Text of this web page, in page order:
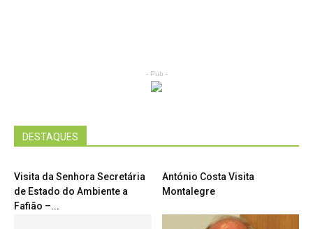
- Pub -
DESTAQUES
Visita da Senhora Secretária
de Estado do Ambiente a
Fafião –...
António Costa Visita
Montalegre